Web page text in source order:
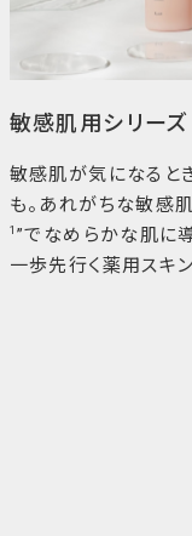
器などくらしと環境
ために日本でいち
商品第一号に認定され
敏感肌用シリーズ
敏感肌が気になると
も。あれがちな敏感
1”でなめらかな肌に
一歩先行く薬用スキ